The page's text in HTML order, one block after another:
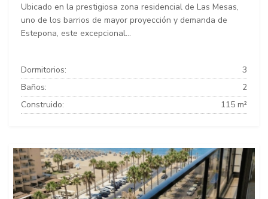
Ubicado en la prestigiosa zona residencial de Las Mesas,
uno de los barrios de mayor proyección y demanda de
Estepona, este excepcional...
Dormitorios:
3
Baños:
2
Construido:
115 m²